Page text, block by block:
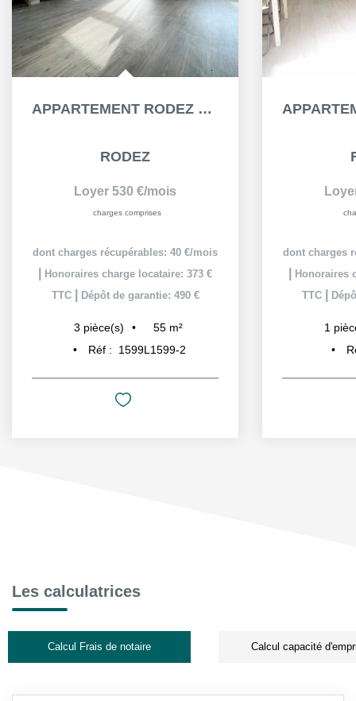
APPARTEMENT RODEZ 3 PIÈCE(S) 54.91 M²
RODEZ
Loyer 530 €/mois
charges comprises
dont charges récupérables: 40 €/mois
Honoraires charge locataire: 373 €
TTC
Dépôt de garantie: 490 €
3 pièce(s) 55 m²
Réf :
1599L1599-2
dont charges
Honoraires
TTC
1
Les calculatrices
Calcul Frais de notaire Calcul capacité